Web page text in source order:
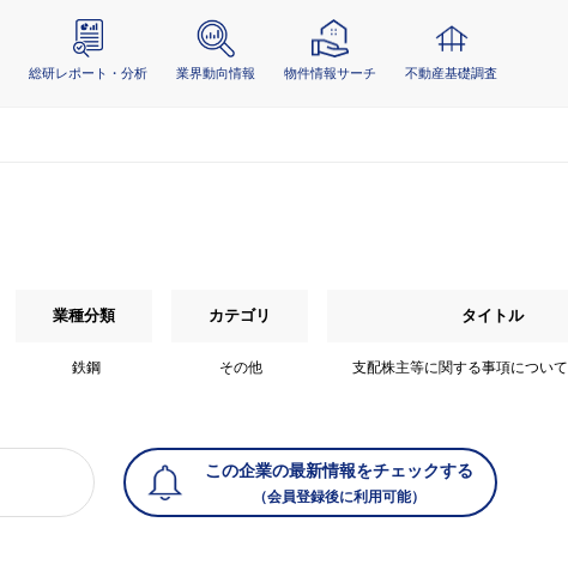
総研レポート・分析 業界動向情報 物件情報サーチ 不動産基礎調査
業種分類 カテゴリ タイトル
鉄鋼 その他 支配株主等に関する事項について
この企業の最新情報をチェックする
（会員登録後に利用可能）